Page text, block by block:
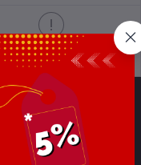
গোপনীয়তা নীতি